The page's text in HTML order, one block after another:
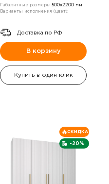
Габаритные размеры:500х2200 мм
Варианты исполнения (цвет):
Доставка по РФ.
В корзину
Купить в один клик
-20%
СКИДКА